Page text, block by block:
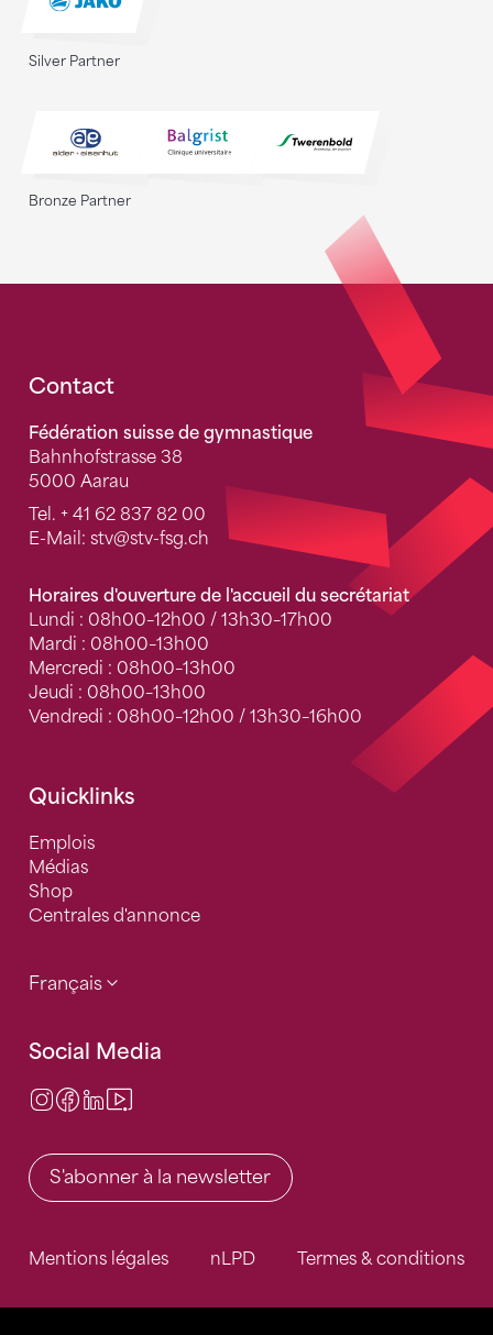
Silver Partner
Bronze Partner
Fusszeile
Contact
Fédération suisse de gymnastique
Bahnhofstrasse 38
5000 Aarau
Tel. + 41 62 837 82 00
E-Mail: stv@stv-fsg.ch
Horaires d'ouverture de l'accueil du secrétariat
Lundi : 08h00–12h00 / 13h30–17h00
Mardi : 08h00–13h00
Mercredi : 08h00–13h00
Jeudi : 08h00–13h00
Vendredi : 08h00–12h00 / 13h30–16h00
Quicklinks
Emplois
Médias
Shop
Centrales d'annonce
Français
Social Media
Instagram
Facebook
LinkedIn
S'abonner à la newsletter
Mentions légales nLPD Termes & conditions